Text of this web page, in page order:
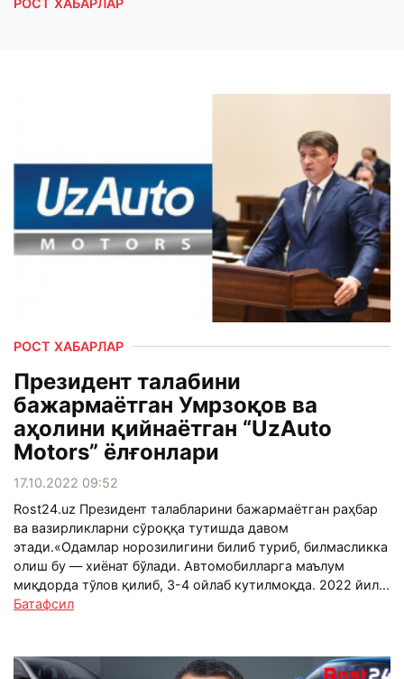
РОСТ ХАБАРЛАР
Президент талабини
бажармаётган Умрзоқов ва
аҳолини қийнаётган “UzAuto
Motors” ёлғонлари
17.10.2022 09:52
Rost24.uz Президент талабларини бажармаётган раҳбар
ва вазирликларни сўроққа тутишда давом
этади.«Одамлар норозилигини билиб туриб, билмасликка
олиш бу — хиёнат бўлади. Автомобилларга маълум
миқдорда тўлов қилиб, 3-4 ойлаб кутилмоқда. 2022 йил...
Батафсил